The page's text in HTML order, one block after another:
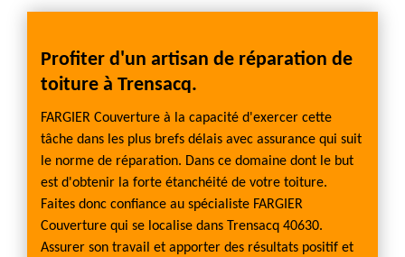
Profiter d'un artisan de réparation de
toiture à Trensacq.
FARGIER Couverture à la capacité d'exercer cette
tâche dans les plus brefs délais avec assurance qui suit
le norme de réparation. Dans ce domaine dont le but
est d'obtenir la forte étanchéité de votre toiture.
Faites donc confiance au spécialiste FARGIER
Couverture qui se localise dans Trensacq 40630.
Assurer son travail et apporter des résultats positif et